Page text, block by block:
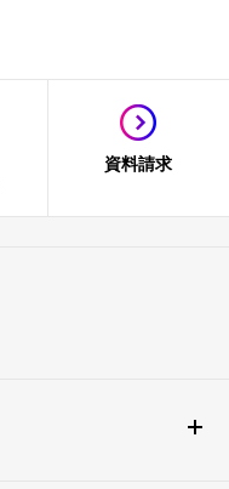
資料請求